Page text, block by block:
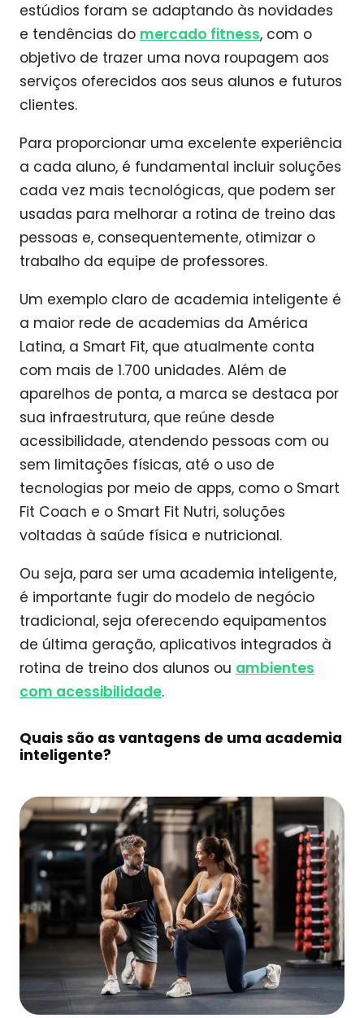
estúdios foram se adaptando às novidades
e tendências do mercado fitness, com o
objetivo de trazer uma nova roupagem aos
serviços oferecidos aos seus alunos e futuros
clientes.
Para proporcionar uma excelente experiência
a cada aluno, é fundamental incluir soluções
cada vez mais tecnológicas, que podem ser
usadas para melhorar a rotina de treino das
pessoas e, consequentemente, otimizar o
trabalho da equipe de professores.
Um exemplo claro de academia inteligente é
a maior rede de academias da América
Latina, a Smart Fit, que atualmente conta
com mais de 1.700 unidades. Além de
aparelhos de ponta, a marca se destaca por
sua infraestrutura, que reúne desde
acessibilidade, atendendo pessoas com ou
sem limitações físicas, até o uso de
tecnologias por meio de apps, como o Smart
Fit Coach e o Smart Fit Nutri, soluções
voltadas à saúde física e nutricional.
Ou seja, para ser uma academia inteligente,
é importante fugir do modelo de negócio
tradicional, seja oferecendo equipamentos
de última geração, aplicativos integrados à
rotina de treino dos alunos ou ambientes
com acessibilidade.
Quais são as vantagens de uma academia
inteligente?